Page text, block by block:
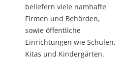
beliefern viele namhafte
Firmen und Behörden,
sowie öffentliche
Einrichtungen wie Schulen,
Kitas und Kindergärten.